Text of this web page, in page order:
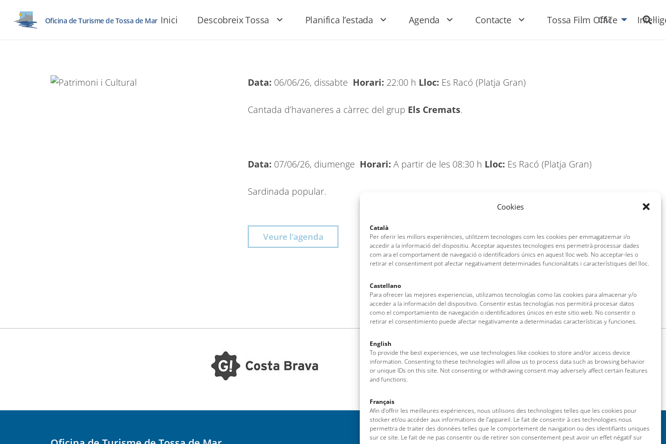
Cookies
Català
Per oferir les millors experiències, utilitzem tecnologies com les cookies per emmagatzemar i/o
accedir a la informació del dispositiu. Acceptar aquestes tecnologies ens permetrà processar dades
com ara el comportament de navegació o identificadors únics en aquest lloc web. No acceptar-les o
retirar el consentiment pot afectar negativament determinades funcionalitats i característiques del lloc.
Castellano
Para ofrecer las mejores experiencias, utilizamos tecnologías como las cookies para almacenar y/o
acceder a la información del dispositivo. Consentir estas tecnologías nos permitirá procesar datos
como el comportamiento de navegación o identificadores únicos en este sitio web. No consentir o
retirar el consentimiento puede afectar negativamente a determinadas características y funciones.
English
To provide the best experiences, we use technologies like cookies to store and/or access device
information. Consenting to these technologies will allow us to process data such as browsing behavior
or unique IDs on this site. Not consenting or withdrawing consent may adversely affect certain features
and functions.
Français
Afin d’offrir les meilleures expériences, nous utilisons des technologies telles que les cookies pour
stocker et/ou accéder aux informations de l’appareil. Le fait de consentir à ces technologies nous
permettra de traiter des données telles que le comportement de navigation ou des identifiants uniques
sur ce site. Le fait de ne pas consentir ou de retirer son consentement peut avoir un effet négatif sur
Oficina de Turisme de Tossa de Mar Inici Descobreix Tossa Planifica l’estada Agenda Contacte Tossa Film Office
CAT
Data: 06/06/26, dissabte Horari: 22:00 h Lloc: Es Racó (Platja Gran)
Cantada d’havaneres a càrrec del grup Els Cremats.
Data: 07/06/26, diumenge Horari: A partir de les 08:30 h Lloc: Es Racó (Platja Gran)
Sardinada popular.
Veure l’agenda